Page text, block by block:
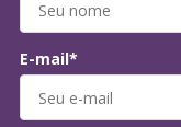
E-mail*